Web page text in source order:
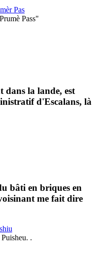
Pas
Pass"
dans la lande, est
d'Escalans, là
bâti en briques en
me fait dire
.